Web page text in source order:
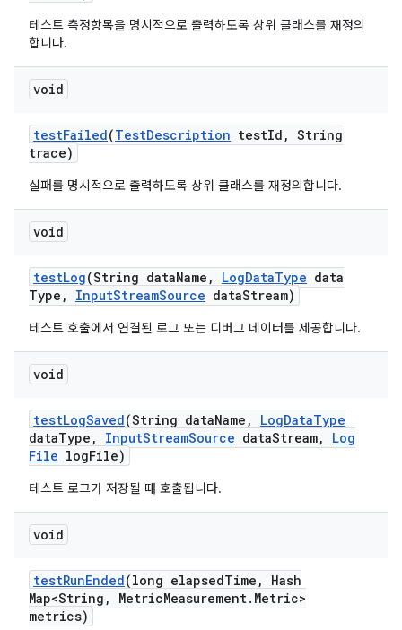
테스트 측정항목을 명시적으로 출력하도록 상위 클래스를 재정의
합니다.
void
testFailed(TestDescription testId , String
trace)
실패를 명시적으로 출력하도록 상위 클래스를 재정의합니다.
void
testLog(String dataName , LogDataType data
Type , InputStreamSource dataStream)
테스트 호출에서 연결된 로그 또는 디버그 데이터를 제공합니다.
void
testLogSaved(String dataName , LogDataType
dataType , InputStreamSource dataStream,
Log
File logFile)
테스트 로그가 저장될 때 호출됩니다.
void
testRunEnded(long elapsedTime ,
Hash
Map<String , MetricMeasurement. Metric>
metrics)